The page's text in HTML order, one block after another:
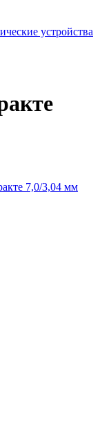
устройства